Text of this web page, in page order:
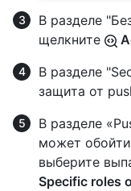
В разделе
щелкните
В разделе
защита от
В разделе
может
выберите
Specific roles